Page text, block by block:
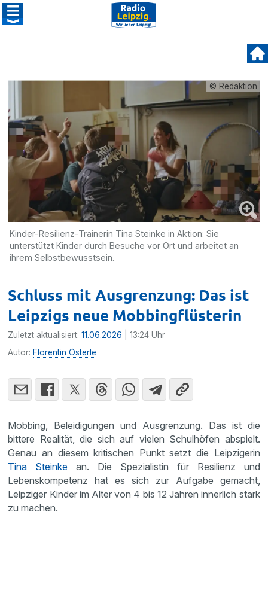
© Redaktion
Kinder-Resilienz-Trainerin Tina Steinke in Aktion: Sie
unterstützt Kinder durch Besuche vor Ort und arbeitet an
ihrem Selbstbewusstsein.
Schluss mit Ausgrenzung: Das ist
Leipzigs neue Mobbingflüsterin
Zuletzt aktualisiert:11.06.2026 | 13:24 Uhr
Autor: Florentin Österle
Mobbing, Beleidigungen und Ausgrenzung. Das ist die
bittere Realität, die sich auf vielen Schulhöfen abspielt.
Genau an diesem kritischen Punkt setzt die Leipzigerin
Tina Steinke an. Die Spezialistin für Resilienz und
Lebenskompetenz hat es sich zur Aufgabe gemacht,
Leipziger Kinder im Alter von 4 bis 12 Jahren innerlich stark
zu machen.